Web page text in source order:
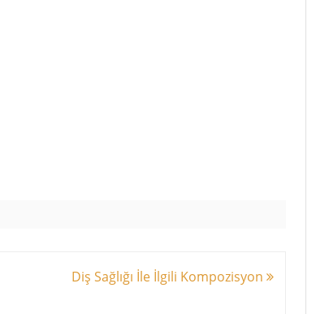
Diş Sağlığı İle İlgili Kompozisyon